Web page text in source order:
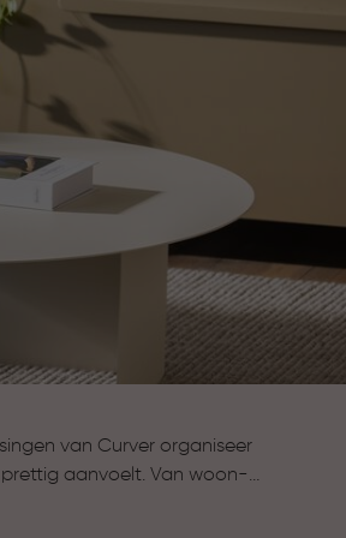
van Curver organiseer
aanvoelt. Van woon-
eenvoudiger en